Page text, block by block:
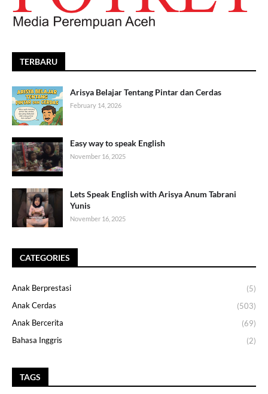
TERBARU
Arisya Belajar Tentang Pintar dan Cerdas
February 14, 2026
Easy way to speak English
November 16, 2025
Lets Speak English with Arisya Anum Tabrani
Yunis
November 16, 2025
CATEGORIES
Anak Berprestasi
(5)
Anak Cerdas
(503)
Anak Bercerita
(69)
Bahasa Inggris
(2)
TAGS